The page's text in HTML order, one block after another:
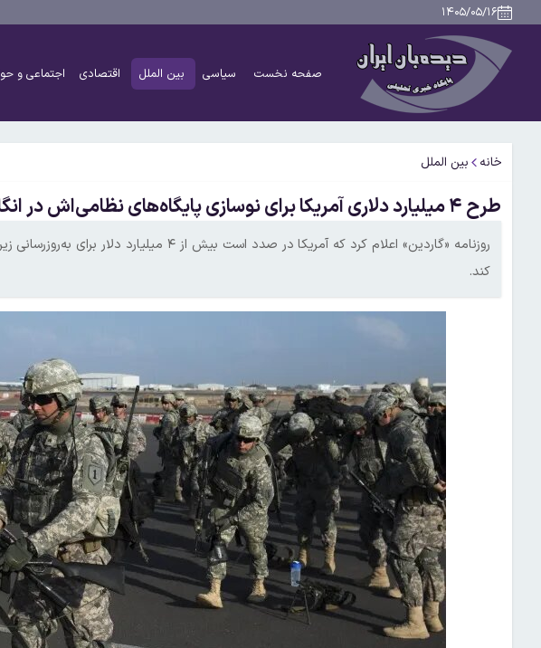
۱۴۰۵/۰۵/۱۶
صفحه نخست سیاسی بین الملل اقتصادی اجتماعی و
خانه بین الملل
طرح ۴ میلیارد دلاری آمریکا برای نوسازی پایگاه‌های نظامی‌اش در انگلیس
روزنامه «گاردین» اعلام کرد که آمریکا در صدد است
کند.